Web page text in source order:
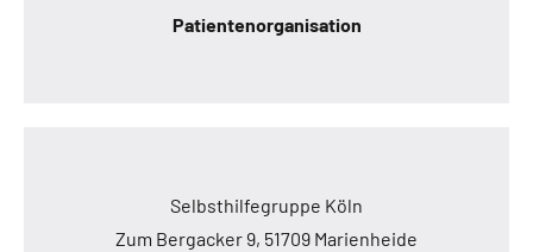
Patientenorganisation
Selbsthilfegruppe Köln
Zum Bergacker 9, 51709 Marienheide